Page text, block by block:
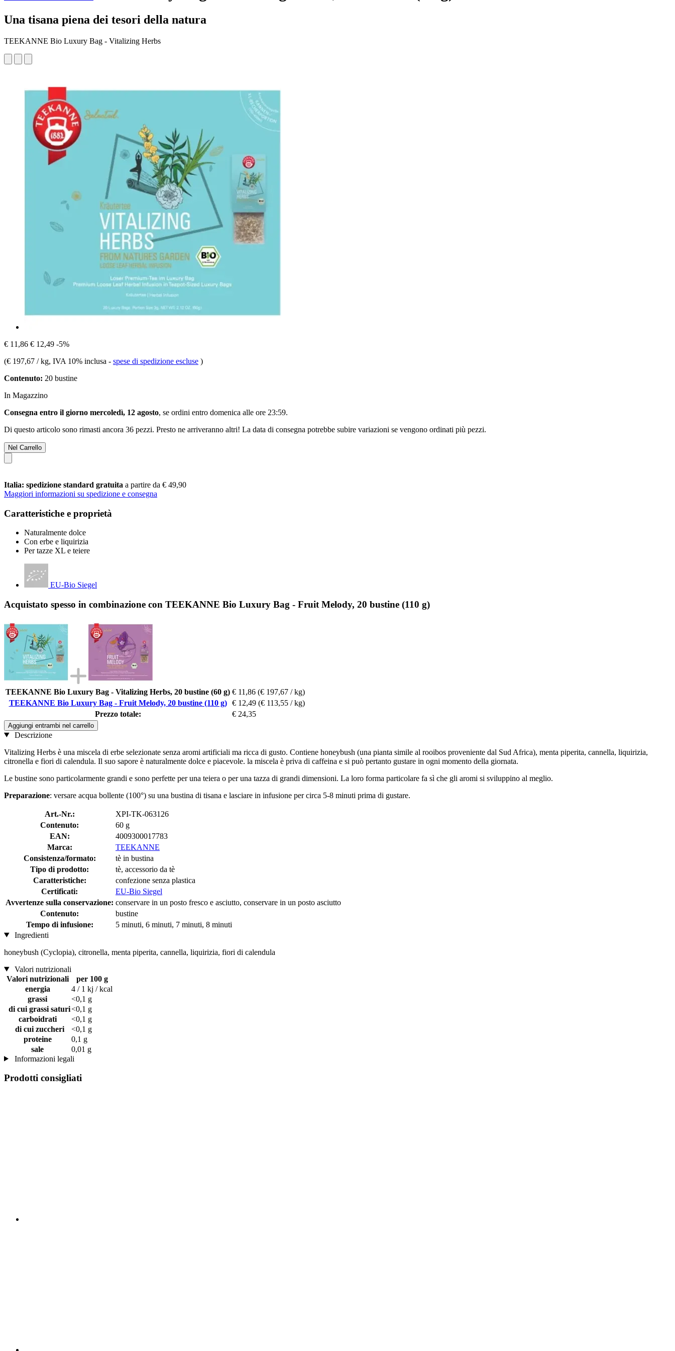
Una tisana piena dei tesori della natura
TEEKANNE Bio Luxury Bag - Vitalizing Herbs
€ 11,86 € 12,49 -5%
(€ 197,67 / kg, IVA 10% inclusa - spese di spedizione escluse )
Contenuto: 20 bustine
In Magazzino
Consegna entro il giorno mercoledì, 12 agosto, se ordini entro domenica alle ore 23:59.
Di questo articolo sono rimasti ancora 36 pezzi. Presto ne arriveranno altri! La data di consegna potrebbe subire variazioni se vengono ordinati più pezzi.
Nel Carrello
Italia: spedizione standard gratuita a partire da € 49,90
Maggiori informazioni su spedizione e consegna
Caratteristiche e proprietà
Naturalmente dolce
Con erbe e liquirizia
Per tazze XL e teiere
EU-Bio Siegel
Acquistato spesso in combinazione con TEEKANNE Bio Luxury Bag - Fruit Melody, 20 bustine (110 g)
TEEKANNE Bio Luxury Bag - Vitalizing Herbs, 20 bustine (60 g) € 11,86 (€ 197,67 / kg)
TEEKANNE Bio Luxury Bag - Fruit Melody, 20 bustine (110 g)
€ 12,49 (€ 113,55 / kg)
Prezzo totale:
€ 24,35
Aggiungi entrambi nel carrello
Descrizione
Vitalizing Herbs è una miscela di erbe selezionate senza aromi artificiali ma ricca di gusto. Contiene honeybush (una pianta simile al rooibos proveniente dal Sud Africa), menta piperita, cannella, liquirizia,
citronella e fiori di calendula. Il suo sapore è naturalmente dolce e piacevole. la miscela è priva di caffeina e si può pertanto gustare in ogni momento della giornata.
Le bustine sono particolarmente grandi e sono perfette per una teiera o per una tazza di grandi dimensioni. La loro forma particolare fa sì che gli aromi si sviluppino al meglio.
Preparazione: versare acqua bollente (100°) su una bustina di tisana e lasciare in infusione per circa 5-8 minuti prima di gustare.
Art.-Nr.:
XPI-TK-063126
Contenuto:
60 g
EAN:
4009300017783
Marca:
TEEKANNE
Consistenza/formato:
tè in bustina
Tipo di prodotto:
tè, accessorio da tè
Caratteristiche:
confezione senza plastica
Certificati:
EU-Bio Siegel
Avvertenze sulla conservazione: conservare in un posto fresco e asciutto, conservare in un posto asciutto
Contenuto:
bustine
Tempo di infusione:
5 minuti, 6 minuti, 7 minuti, 8 minuti
Ingredienti
honeybush (Cyclopia), citronella, menta piperita, cannella, liquirizia, fiori di calendula
Valori nutrizionali
Valori nutrizionali
per 100 g
energia
4 / 1 kj / kcal
grassi
<0,1 g
di cui grassi saturi<0,1 g
carboidrati
<0,1 g
di cui zuccheri
<0,1 g
proteine
0,1 g
sale
0,01 g
Informazioni legali
Prodotti consigliati